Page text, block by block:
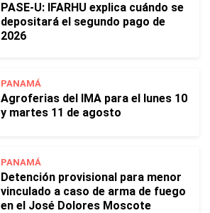
PASE-U: IFARHU explica cuándo se
depositará el segundo pago de
2026
PANAMÁ
Agroferias del IMA para el lunes 10
y martes 11 de agosto
PANAMÁ
Detención provisional para menor
vinculado a caso de arma de fuego
en el José Dolores Moscote